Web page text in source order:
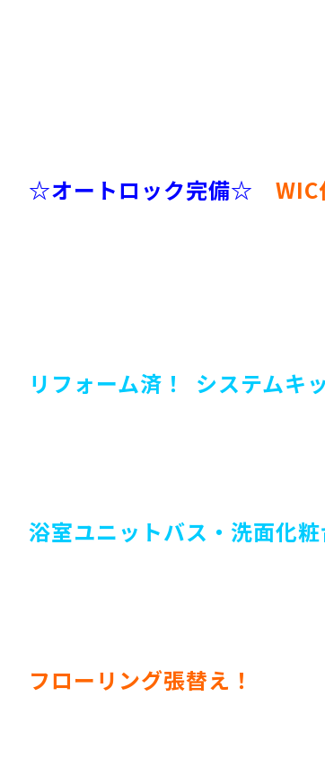
☆オートロック完備☆ WIC
リフォーム済！ システムキ
浴室ユニットバス・洗面化粧
フローリング張替え！